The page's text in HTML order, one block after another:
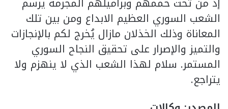
الشعب السوري العظيم الابداع ومن بين تلك
المعاناة وذلك الخذلان مازال يُخرج لكم بالإنجازات
والتميز والإصرار على تحقيق النجاح السوري
المستمر. سلام لهذا الشعب الذي لا ينهزم ولا
يتراجع.